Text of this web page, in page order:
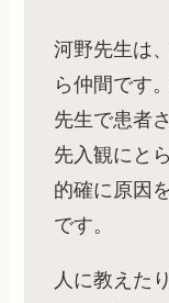
河野先生は
ら仲間です
先生で患者
先入観にと
的確に原因
です。
人に教えた